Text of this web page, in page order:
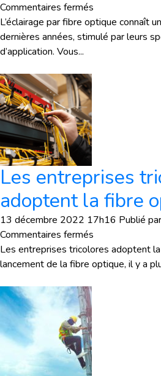
Commentaires fermés
Des
solutions
L’éclairage par fibre optique connaît
dernières années, stimulé par leurs
d’application. Vous...
Les entreprises
adoptent la fibre
13 décembre 2022 17h16 Publié par
Commentaires fermés
Les
entreprises
Les entreprises tricolores adoptent
lancement de la fibre optique, il y a